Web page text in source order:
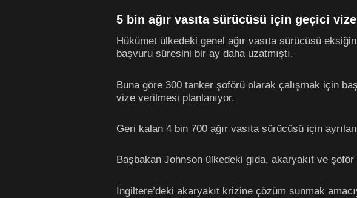
5 bin ağır vasıta sürücüsü için geçici vize
Hükümet ülkedeki genel ağır vasıta sürücüsü
başvuru süresini bir ay daha uzatmıştı.
Buna göre 300 tanker şoförü olarak çalışmak için
vize verilmesi planlanıyor.
Geri kalan 4 bin 700 ağır vasıta sürücüsü için
Başbakan Johnson ülkedeki gıda, akaryakıt ve
İngiltere’deki akaryakıt krizine çözüm sunmak